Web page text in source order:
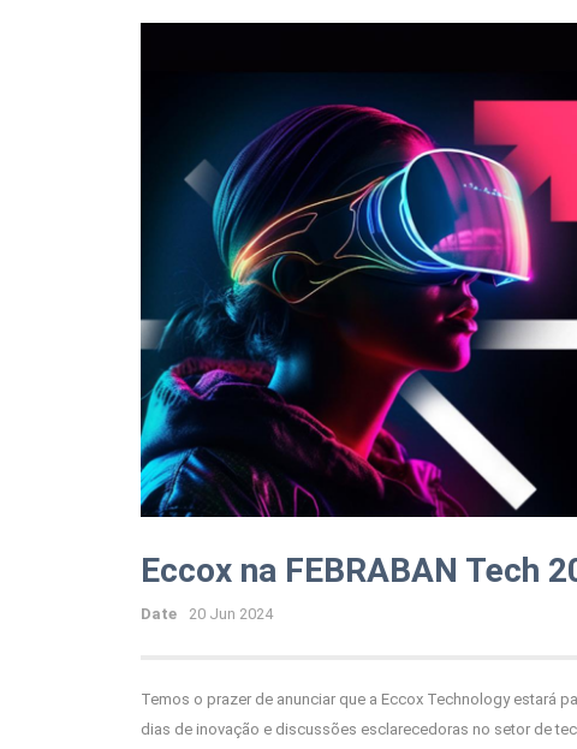
Eccox na FEBRABAN Tech
Date 20 Jun 2024
Temos o prazer de anunciar que a Eccox Technology estará
dias de inovação e discussões esclarecedoras no setor de